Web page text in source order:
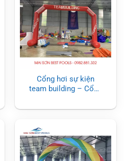
Cổng hơi sự kiện
team building – Cổng
đứng 2024